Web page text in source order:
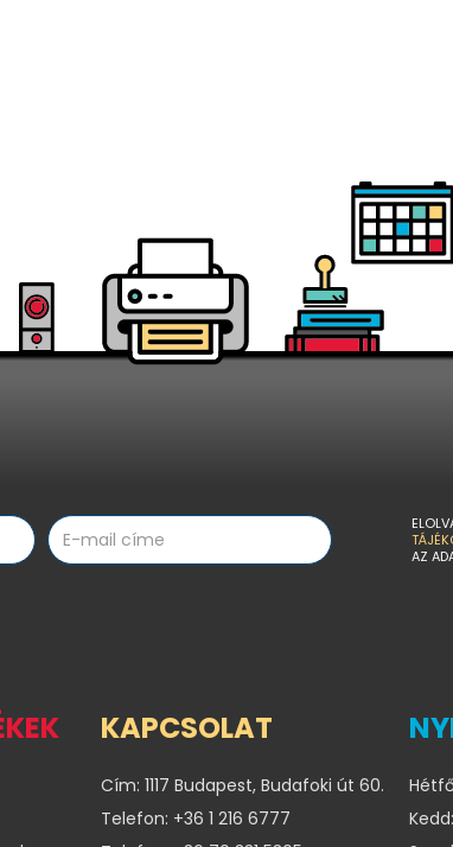
AZ
KAPCSOLAT
Cím: 1117 Budapest, Budafoki út 60.
Telefon: +36 1 216 6777